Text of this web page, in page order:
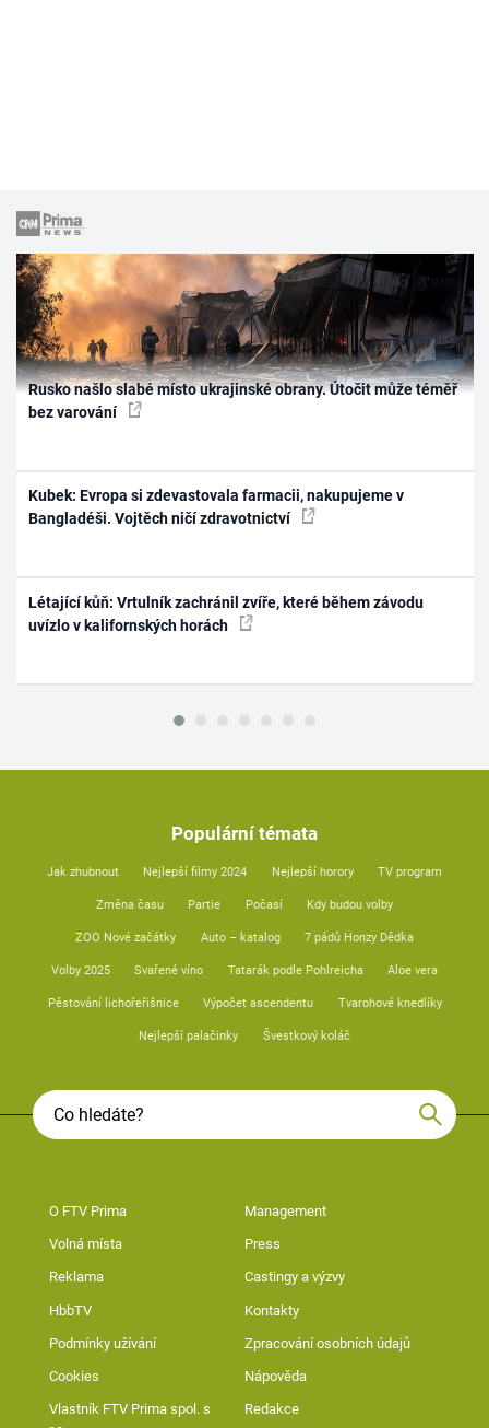
Rusko našlo slabé místo ukrajinské obrany. Útočit může téměř
bez varování
Kubek: Evropa si zdevastovala farmacii, nakupujeme v
Bangladéši. Vojtěch ničí zdravotnictví
Létající kůň: Vrtulník zachránil zvíře, které během závodu
uvízlo v kalifornských horách
Populární témata
Jak zhubnout Nejlepší filmy 2024 Nejlepší horory TV program
Změna času Partie Počasí Kdy budou volby
ZOO Nové začátky Auto – katalog 7 pádů Honzy Dědka
Volby 2025 Svařené víno Tatarák podle Pohlreicha Aloe vera
Pěstování lichořeřišnice Výpočet ascendentu Tvarohové knedlíky
Nejlepší palačinky Švestkový koláč
O FTV Prima Management
Volná místa Press
Reklama Castingy a výzvy
HbbTV Kontakty
Podmínky užívání Zpracování osobních údajů
Cookies Nápověda
Vlastník FTV Prima spol. s
Redakce